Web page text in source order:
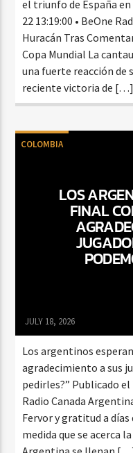
el triunfo de España
22 13:19:00 • BeOne
Huracán Tras
Copa Mundial La
una fuerte reacción de
reciente victoria de […]
COLOMBIA
LOS
FINAL
JULY 18, 2026
Los argentinos
agradecimiento a sus
pedirles?” Publicado el
Radio Canada
Fervor y gratitud a
medida que se acerca